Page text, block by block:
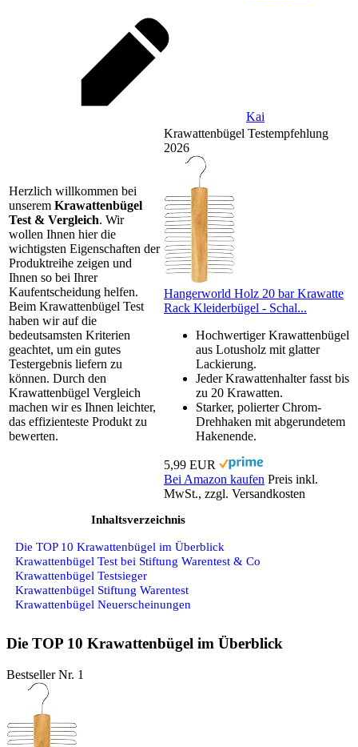
Kai
Herzlich willkommen bei
unserem Krawattenbügel
Test & Vergleich. Wir
wollen Ihnen hier die
wichtigsten Eigenschaften der
Produktreihe zeigen und
Ihnen so bei Ihrer
Kaufentscheidung helfen.
Beim Krawattenbügel Test
haben wir auf die
bedeutsamsten Kriterien
geachtet, um ein gutes
Testergebnis liefern zu
können. Durch den
Krawattenbügel Vergleich
machen wir es Ihnen leichter,
das effizienteste Produkt zu
bewerten.
Krawattenbügel Testempfehlung
2026
Hangerworld Holz 20 bar Krawatte
Rack Kleiderbügel - Schal...
Hochwertiger Krawattenbügel
aus Lotusholz mit glatter
Lackierung.
Jeder Krawattenhalter fasst bis
zu 20 Krawatten.
Starker, polierter Chrom-
Drehhaken mit abgerundetem
Hakenende.
5,99 EUR
Bei Amazon kaufen Preis inkl.
MwSt., zzgl. Versandkosten
Inhaltsverzeichnis
Die TOP 10 Krawattenbügel im Überblick
Krawattenbügel Test bei Stiftung Warentest & Co
Krawattenbügel Testsieger
Krawattenbügel Stiftung Warentest
Krawattenbügel Neuerscheinungen
Die TOP 10 Krawattenbügel im Überblick
Bestseller Nr. 1